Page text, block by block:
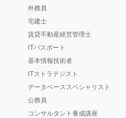
外務員
宅建士
賃貸不動産経営管理士
ITパスポート
基本情報技術者
ITストラテジスト
データベーススペシャリスト
公務員
コンサルタント養成講座